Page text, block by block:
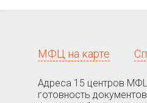
МФЦ на карте
Адреса 15 центров
готовность